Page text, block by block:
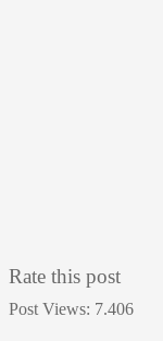
Rate this post
Post Views: 7.406